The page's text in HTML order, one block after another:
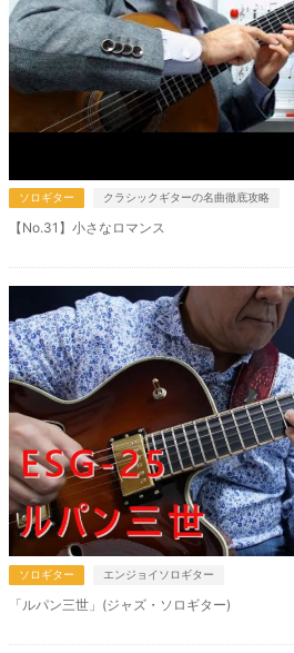
ソロギター クラシックギターの名曲徹底攻略
【No.31】小さなロマンス
ソロギター エンジョイソロギター
「ルパン三世」(ジャズ・ソロギター)